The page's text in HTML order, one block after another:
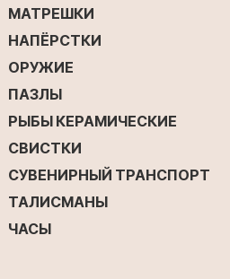
МАТРЕШКИ
НАПЁРСТКИ
ОРУЖИЕ
ПАЗЛЫ
РЫБЫ КЕРАМИЧЕСКИЕ
СВИСТКИ
СУВЕНИРНЫЙ ТРАНСПОРТ
ТАЛИСМАНЫ
ЧАСЫ